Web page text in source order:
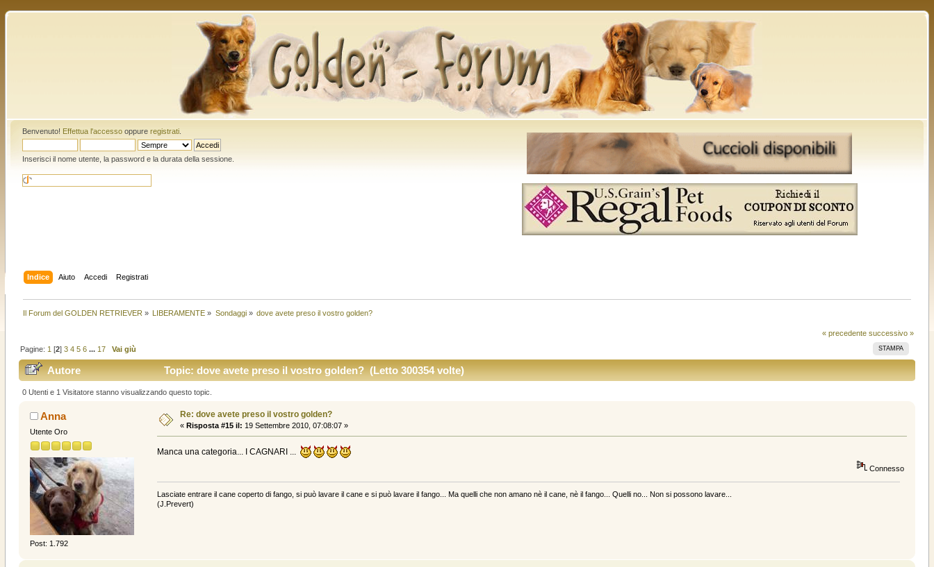
Benvenuto! Effettua l'accessooppure registrati.
Inserisci il nome utente, la password e la durata della sessione.
Indice Aiuto Accedi Registrati
Il Forum del GOLDEN RETRIEVER » LIBERAMENTE » Sondaggi» dove avete preso il vostro golden?
« precedente successivo »
STAMPA
Pagine: 1 [2] 3 4 5 6 ... 17 Vai giù
Autore Topic: dove avete preso il vostro golden? (Letto 300354 volte)
0 Utenti e 1 Visitatore stanno visualizzando questo topic.
Anna
Utente Oro
Post: 1.792
Re: dove avete preso il vostro golden?
« Risposta #15 il: 19 Settembre 2010, 07:08:07 »
Manca una categoria... I CAGNARI ...
Connesso
Lasciate entrare il cane coperto di fango, si può lavare il cane e si può lavare il fango... Ma quelli che non amano nè il cane, nè il fango... Quelli no... Non si possono lavare...
(J.Prevert)